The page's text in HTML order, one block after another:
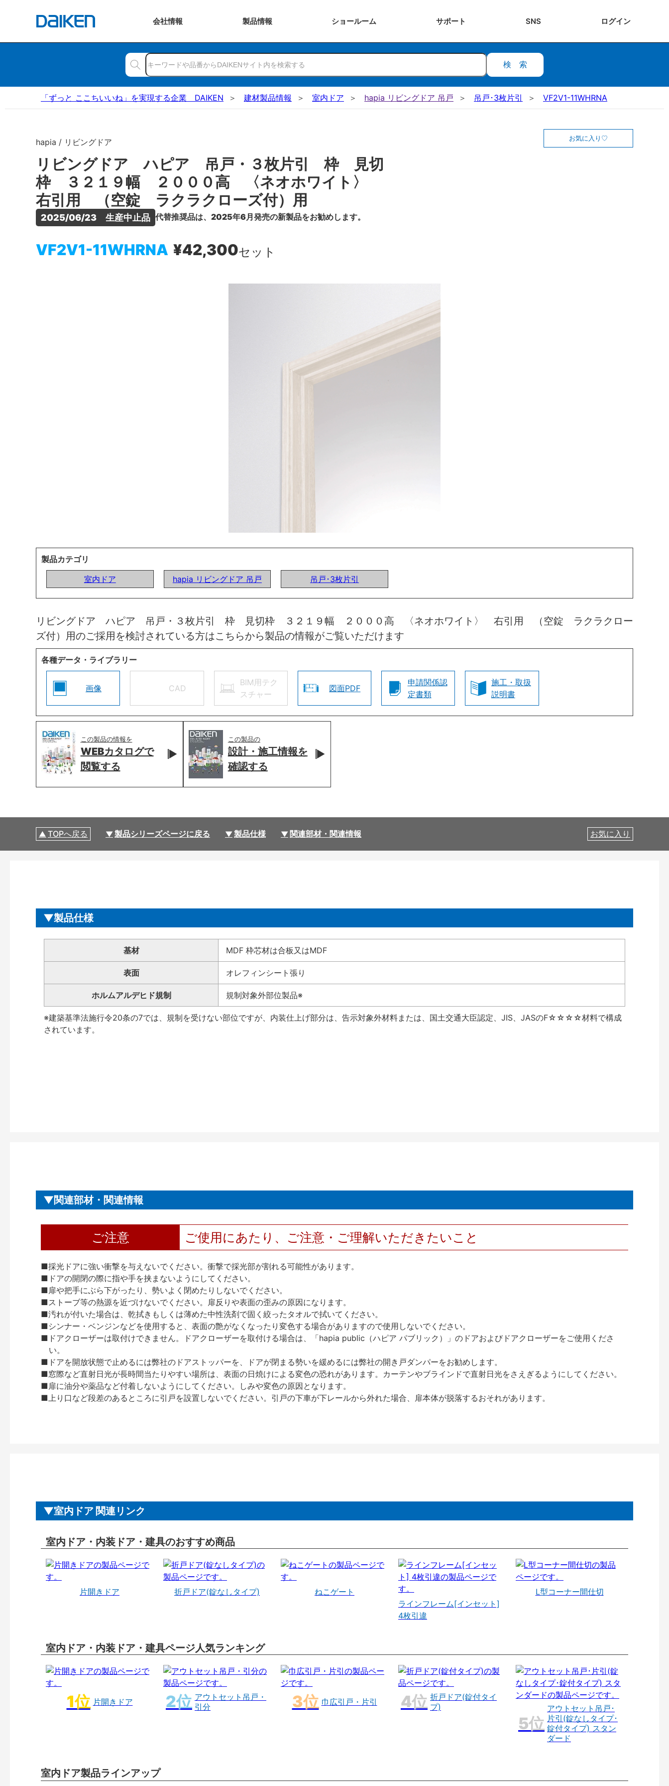
会社情報 製品情報 ショールーム サポート SNS ログイン
検索
「ずっと ここちいいね」を実現する企業 DAIKEN 建材製品情報 室内ドア hapia リビングドア 吊戸 吊戸･3枚片引 VF2V1-11WHRNA
hapia / リビングドア
リビングドア ハピア 吊戸・３枚片引 枠 見切
枠 ３２１９幅 ２０００高 〈ネオホワイト〉
右引用 （空錠 ラクラクローズ付）用
2025/06/23　生産中止品 代替推奨品は、2025年6月発売の新製品をお勧めします。
VF2V1-11WHRNA ¥42,300セット
お気に入り
製品カテゴリ
室内ドア
hapia リビングドア 吊戸 吊戸･3枚片引
リビングドア ハピア 吊戸・３枚片引 枠 見切枠 ３２１９幅 ２０００高 〈ネオホワイト〉 右引用 （空錠 ラクラクロー
ズ付）用のご採用を検討されている方はこちらから製品の情報がご覧いただけます
各種データ・ライブラリー
画像 CAD
BIM用テク
スチャー
図面PDF
申請関係認
定書類
施工・取扱
説明書
この製品の情報を
WEBカタログで
閲覧する
この製品の
設計・施工情報を
確認する
TOPへ戻る 製品シリーズページに戻る 製品仕様 関連部材・関連情報 お気に入り
製品仕様
基材 MDF 枠芯材は合板又はMDF
表面 オレフィンシート張り
ホルムアルデヒド規制 規制対象外部位製品※
※建築基準法施行令20条の7では、規制を受けない部位ですが、内装仕上げ部分は、告示対象外材料または、国土交通大臣認定、JIS、JASのF☆☆☆☆材料で構成
されています。
関連部材・関連情報
ご注意 ご使用にあたり、ご注意・ご理解いただきたいこと
■採光ドアに強い衝撃を与えないでください。衝撃で採光部が割れる可能性があります。
■ドアの開閉の際に指や手を挟まないようにしてください。
■扉や把手にぶら下がったり、勢いよく閉めたりしないでください。
■ストーブ等の熱源を近づけないでください。扉反りや表面の歪みの原因になります。
■汚れが付いた場合は、乾拭きもしくは薄めた中性洗剤で固く絞ったタオルで拭いてください。
■シンナー・ベンジンなどを使用すると、表面の艶がなくなったり変色する場合がありますので使用しないでください。
■ドアクローザーは取付けできません。ドアクローザーを取付ける場合は、「hapia public（ハピア パブリック）」のドアおよびドアクローザーをご使用くださ
い。
■ドアを開放状態で止めるには弊社のドアストッパーを、ドアが閉まる勢いを緩めるには弊社の開き戸ダンパーをお勧めします。
■窓際など直射日光が長時間当たりやすい場所は、表面の日焼けによる変色の恐れがあります。カーテンやブラインドで直射日光をさえぎるようにしてください。
■扉に油分や薬品など付着しないようにしてください。しみや変色の原因となります。
■上り口など段差のあるところに引戸を設置しないでください。引戸の下車が下レールから外れた場合、扉本体が脱落するおそれがあります。
室内ドア 関連リンク
室内ドア・内装ドア・建具のおすすめ商品
片開きドア 折戸ドア(錠なしタイプ)
ねこゲート
ラインフレーム[インセット]
4枚引違
L型コーナー間仕切
室内ドア・内装ドア・建具ページ人気ランキング
片開きドア
アウトセット吊戸・
引分
巾広引戸・片引
折戸ドア(錠付タイ
プ)
アウトセット吊戸･
片引(錠なしタイプ･
錠付タイプ) スタン
ダード
室内ドア製品ラインアップ